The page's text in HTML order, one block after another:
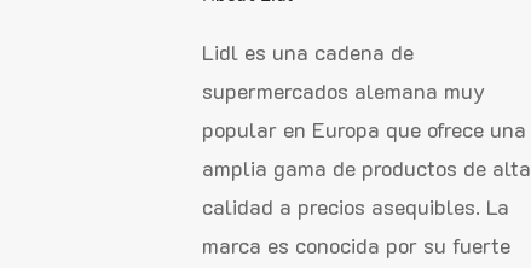
Lidl es una cadena de
supermercados alemana muy
popular en Europa que ofrece una
amplia gama de productos de alta
calidad a precios asequibles. La
marca es conocida por su fuerte